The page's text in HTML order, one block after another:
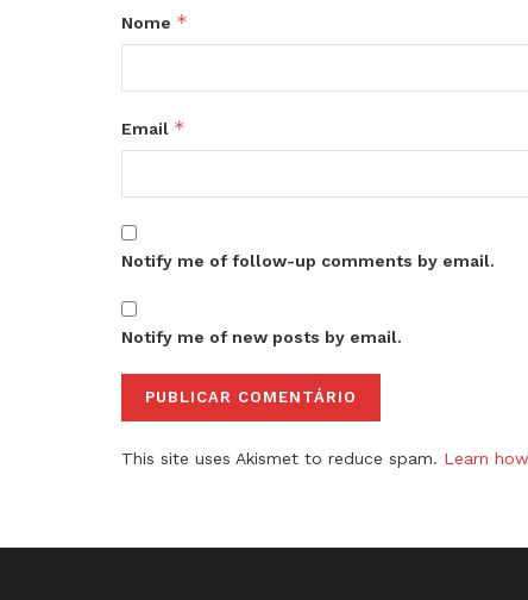
Nome *
Email *
Notify me of follow-up comments by email.
Notify me of new posts by email.
This site uses Akismet to reduce spam. Learn